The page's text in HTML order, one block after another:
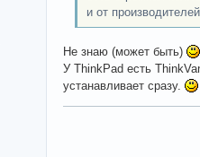
и от
Не знаю (может быть)
У ThinkPad есть
устанавливает сразу.